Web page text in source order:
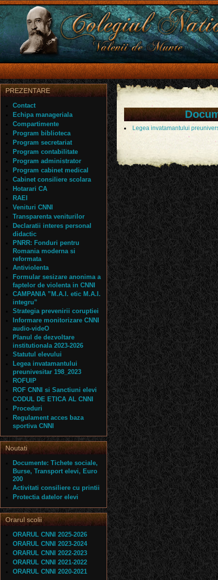
Legea invatamantului
PREZENTARE
Contact
Echipa manageriala
Compartimente
Program biblioteca
Program secretariat
Program contabilitate
Program administrator
Program cabinet medical
Cabinet consiliere scolara
Hotarari CA
RAEI
Venituri CNNI
Transparenta veniturilor
Declaratii interes personal
didactic
PNRR: Fonduri pentru
Romania moderna si
reformata
Antiviolenta
Formular sesizare anonima a
faptelor de violenta in CNNI
CAMPANIA ”M.A.I. etic M.A.I.
integru”
Strategia prevenirii coruptiei
Informare monitorizare CNNI
audio-videO
Planul de dezvoltare
institutionala 2023-2026
Statutul elevului
Legea invatamantului
preunivesitar 198_2023
ROFUIP
ROF CNNI si Sanctiuni elevi
CODUL DE ETICA AL CNNI
Proceduri
Regulament acces baza
sportiva CNNI
Noutati
Documente: Tichete sociale,
Burse, Transport elevi, Euro
200
Activitati consiliere cu printii
Protectia datelor elevi
Orarul scolii
ORARUL CNNI 2025-2026
ORARUL CNNI 2023-2024
ORARUL CNNI 2022-2023
ORARUL CNNI 2021-2022
ORARUL CNNI 2020-2021